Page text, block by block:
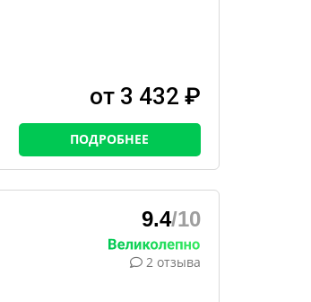
от 3 432 ₽
ПОДРОБНЕЕ
9.4/10
2 отзыва